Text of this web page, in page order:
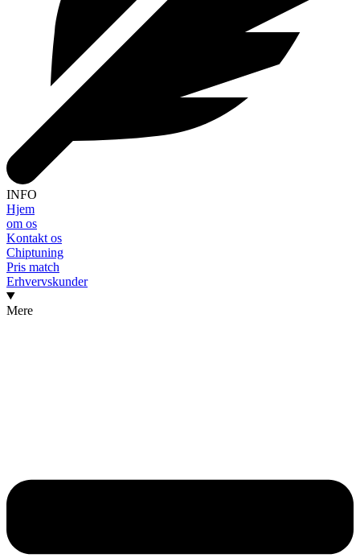
INFO
Hjem
om os
Kontakt os
Chiptuning
Pris match
Erhvervskunder
Mere